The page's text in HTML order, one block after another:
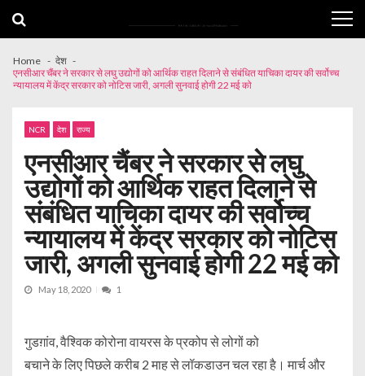
Home
देश
एनसीआर चैंबर ने सरकार से लघु उद्योगों को आर्थिक राहत दिलाने से संबंधित याचिका दायर की सर्वोच्च
न्यायालय में केंद्र सरकार को नोटिस जारी, अगली सुनवाई होगी 22 मई को
NCR देश राज्य
एनसीआर चैंबर ने सरकार से लघु
उद्योगों को आर्थिक राहत दिलाने से
संबंधित याचिका दायर की सर्वोच्च
न्यायालय में केंद्र सरकार को नोटिस
जारी, अगली सुनवाई होगी 22 मई को
May 18, 2020 1
गुडग़ांव, वैश्विक कोरोना वायरस के प्रकोप से लोगों को
बचाने के लिए पिछले करीब 2 माह से लॉकडाउन चल रहा है। मार्च और